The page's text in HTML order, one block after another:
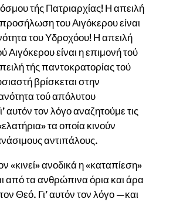
τής Πατριαρχίας! Η απειλή
του Αιγόκερου είναι
του Υδροχόου! Η απειλή
Αιγόκερου είναι η επιμονή τού
τής παντοκρατορίας τού
βρίσκεται στην
τού απόλυτου
αυτόν τον λόγο αναζητούμε τις
τα οποία κινούν
αντιπάλους.
«κινεί» ανοδικά η «καταπίεση»
από τα ανθρώπινα όρια και άρα
Θεό. Γι’ αυτόν τον λόγο —και